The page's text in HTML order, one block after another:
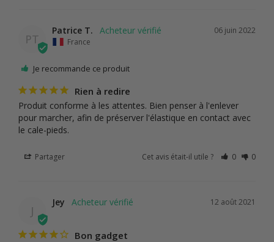
PT
06 juin 2022
Patrice T.
France
Je recommande ce produit
Rien à redire
Produit conforme à les attentes. Bien penser à l'enlever
pour marcher, afin de préserver l'élastique en contact avec
le cale-pieds.
Partager Cet avis était-il utile ? 0 0
J
12 août 2021
Jey
Bon gadget